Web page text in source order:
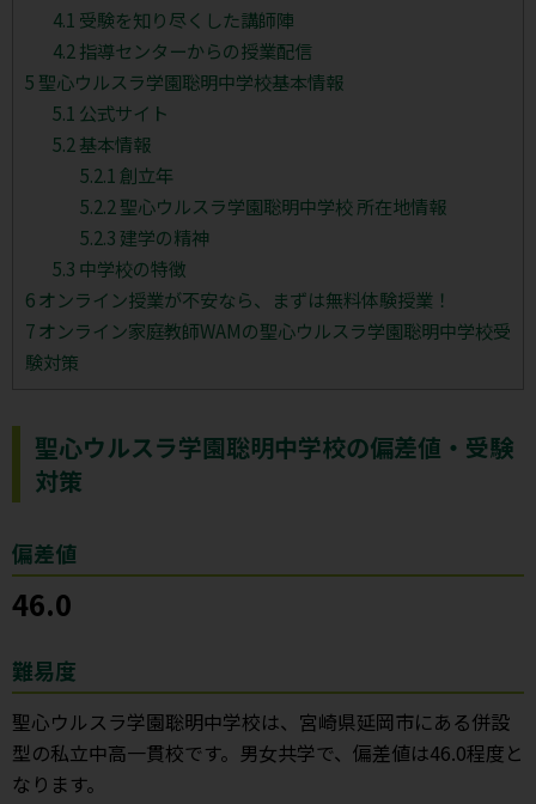
4.1 受験を知り尽くした講師陣
4.2指導センターからの授業配信
5 聖心ウルスラ学園聡明中学校基本情報
5.1 公式サイト
5.2基本情報
5.2.1 創立年
5.2.2聖心ウルスラ学園聡明中学校 所在地情報
5.2.3建学の精神
5.3 中学校の特徴
6オンライン授業が不安なら、まずは無料体験授業！
7オンライン家庭教師WAMの聖心ウルスラ学園聡明中学校受
験対策
聖心ウルスラ学園聡明中学校の偏差値・受験
対策
偏差値
46.0
難易度
聖心ウルスラ学園聡明中学校は、宮崎県延岡市にある併設
型の私立中高一貫校です。男女共学で、偏差値は46.0程度と
なります。